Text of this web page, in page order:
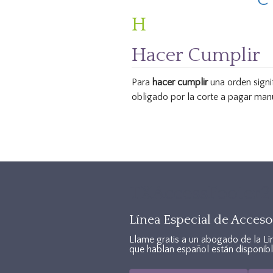
H
Hacer Cumplir
Para hacer cumpliruna orden
obligado por la corte a pagar
Línea Especial de
Llame gratis a un abogado de la
que hablan español están